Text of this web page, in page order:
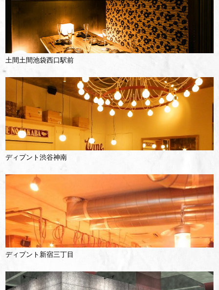
土間土間池袋西口駅前
ディプント渋谷神南
ディプント新宿三丁目